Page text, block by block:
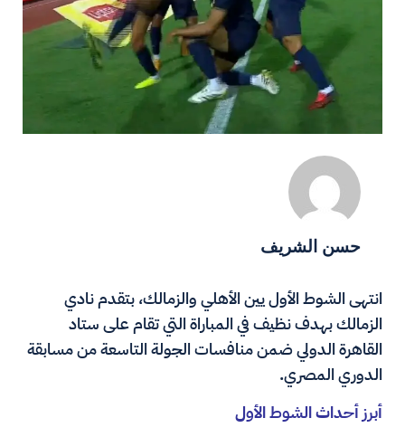
حسن الشريف
انتهى الشوط الأول يين الأهلي والزمالك، بتقدم نادي
الزمالك بهدف نظيف في المباراة التي تقام على ستاد
القاهرة الدولي ضمن منافسات الجولة التاسعة من مسابقة
الدوري المصري.
أبرز أحداث الشوط الأول